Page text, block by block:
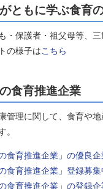
ともに学ぶ食育
・保護者・祖父母等、
の様子はこちら
食育推進企業
管理に関して、食育や
。
食育推進企業」の優良企
食育推進企業」登録募
食育推進企業」の登録企